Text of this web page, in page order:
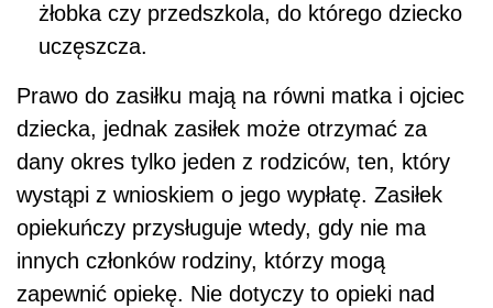
żłobka czy przedszkola, do którego dziecko
uczęszcza.
Prawo do zasiłku mają na równi matka i ojciec
dziecka, jednak zasiłek może otrzymać za
dany okres tylko jeden z rodziców, ten, który
wystąpi z wnioskiem o jego wypłatę. Zasiłek
opiekuńczy przysługuje wtedy, gdy nie ma
innych członków rodziny, którzy mogą
zapewnić opiekę. Nie dotyczy to opieki nad